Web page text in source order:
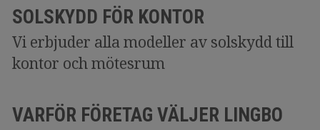
SOLSKYDD FÖR KONTOR
Vi erbjuder alla modeller av solskydd till
kontor och mötesrum
VARFÖR FÖRETAG VÄLJER LINGBO